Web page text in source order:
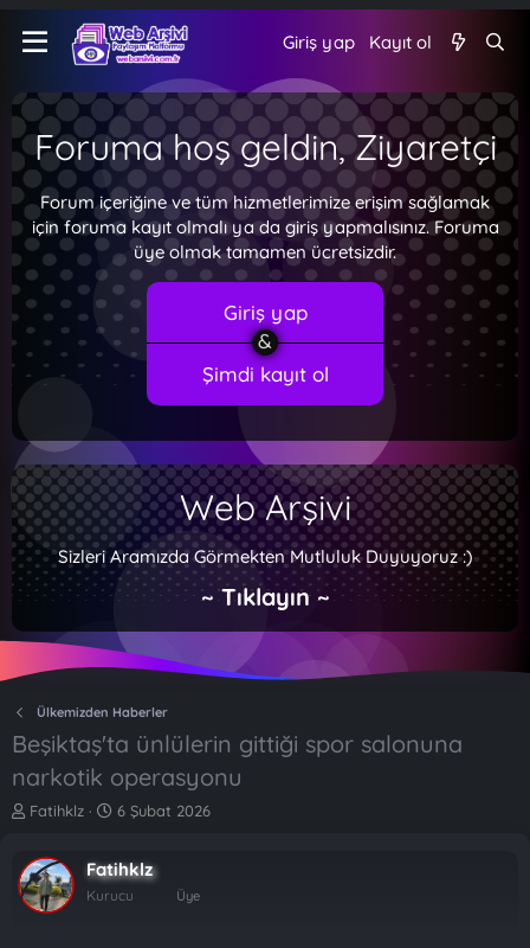
Giriş yap Kayıt ol
Foruma hoş geldin, Ziyaretçi
Forum içeriğine ve tüm hizmetlerimize erişim sağlamak
için foruma kayıt olmalı ya da giriş yapmalısınız. Foruma
üye olmak tamamen ücretsizdir.
Giriş yap
Şimdi kayıt ol
Web Arşivi
Sizleri Aramızda Görmekten Mutluluk Duyuyoruz :)
~ Tıklayın ~
Ülkemizden Haberler
Beşiktaş'ta ünlülerin gittiği spor salonuna
narkotik operasyonu
K
b
u
y
Fatihklz
B
l
a
6 Şubat 2026
Fatihklz
Kurucu Üye